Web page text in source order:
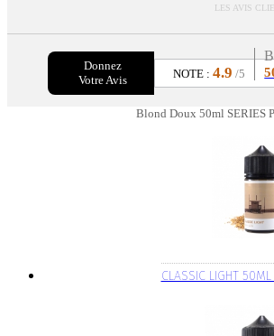
LES AVIS
Donnez
Votre Avis
NOTE :4.9 /5
Blond Doux 50ml SERIES
CLASSIC LIGHT